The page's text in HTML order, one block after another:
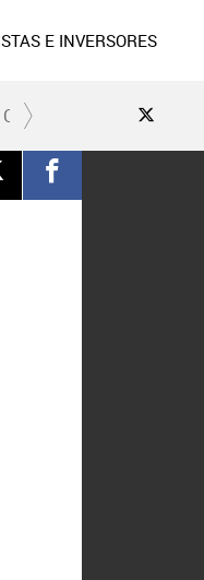
E INVERSORES
Conduce Seguro